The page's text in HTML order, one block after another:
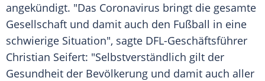
angekündigt. "Das Coronavirus bringt die gesamte
Gesellschaft und damit auch den Fußball in eine
schwierige Situation", sagte DFL-Geschäftsführer
Christian Seifert: "Selbstverständlich gilt der
Gesundheit der Bevölkerung und damit auch aller